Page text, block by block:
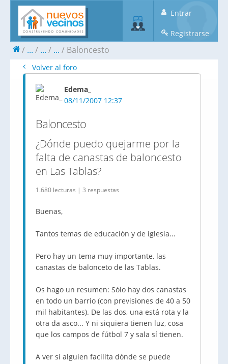
Entrar
Registrarse
... ... ... Baloncesto
Volver al foro
Edema_
08/11/2007 12:37
Baloncesto
¿Dónde puedo quejarme por la
falta de canastas de baloncesto
en Las Tablas?
1.680 lecturas | 3 respuestas
Buenas,
Tantos temas de educación y de iglesia...
Pero hay un tema muy importante, las
canastas de balonceto de las Tablas.
Os hago un resumen: Sólo hay dos canastas
en todo un barrio (con previsiones de 40 a 50
mil habitantes). De las dos, una está rota y la
otra da asco... Y ni siquiera tienen luz, cosa
que los campos de fútbol 7 y sala sí tienen.
A ver si alguien facilita dónde se puede